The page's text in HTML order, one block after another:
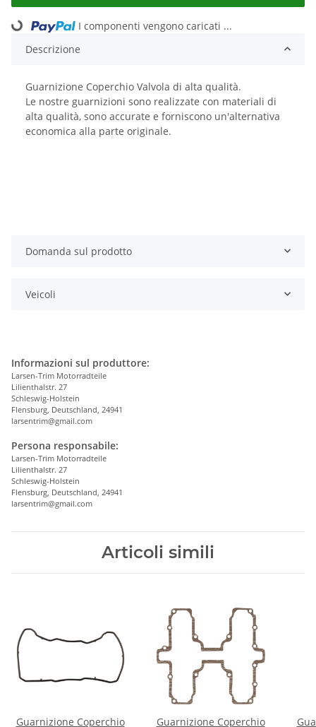
Loading...
I componenti vengono caricati ...
Descrizione
Guarnizione Coperchio Valvola di alta qualità.
Le nostre guarnizioni sono realizzate con materiali di
alta qualità, sono accurate e forniscono un'alternativa
economica alla parte originale.
Domanda sul prodotto
Veicoli
Informazioni sul produttore:
Larsen-Trim Motorradteile
Lilienthalstr. 27
Schleswig-Holstein
Flensburg, Deutschland, 24941
larsentrim@gmail.com
Persona responsabile:
Larsen-Trim Motorradteile
Lilienthalstr. 27
Schleswig-Holstein
Flensburg, Deutschland, 24941
larsentrim@gmail.com
Articoli simili
Guarnizione Coperchio Guarnizione Coperchio